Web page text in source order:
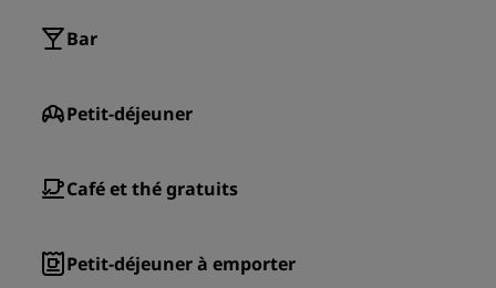
Bar
Petit-déjeuner
Café et thé gratuits
Petit-déjeuner à emporter